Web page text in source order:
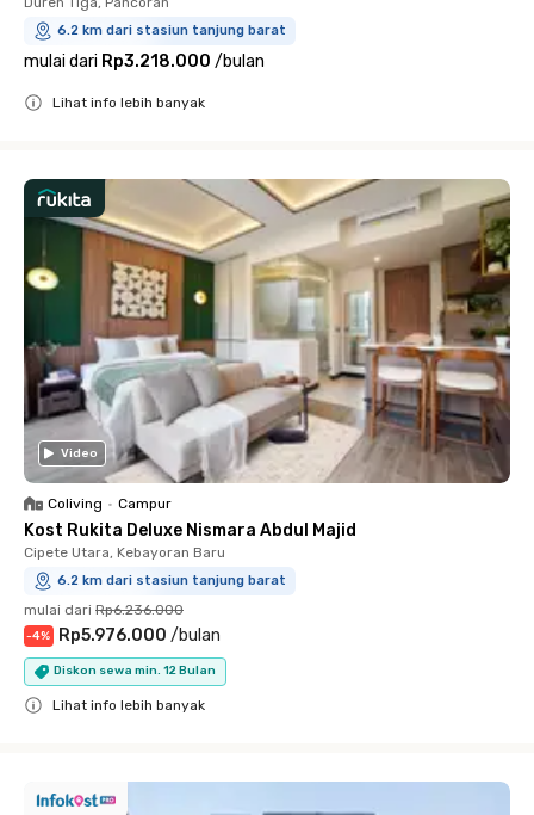
6.2 km dari stasiun tanjung barat
mulai dari Rp3.218.000 /bulan
Lihat info lebih banyak
Video
Coliving • Campur
Kost Rukita Deluxe Nismara Abdul Majid
Cipete Utara, Kebayoran Baru
6.2 km dari stasiun tanjung barat
mulai dari Rp6.236.000
-4% Rp5.976.000 /bulan
Diskon sewa min. 12 Bulan
Lihat info lebih banyak